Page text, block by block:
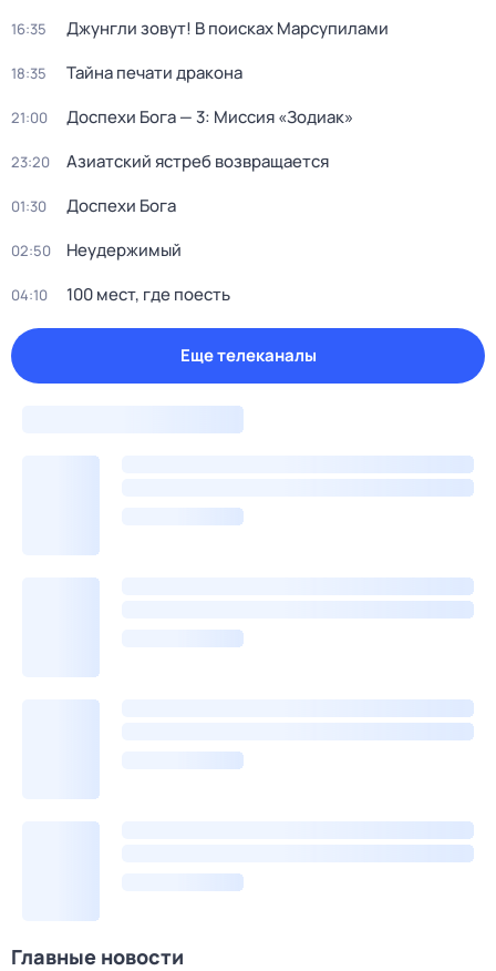
16:35 Джунгли зовут! В поисках Марсупилами
18:35 Тайна печати дракона
21:00 Доспехи Бога — 3: Миссия «Зодиак»
23:20 Азиатский ястреб возвращается
01:30 Доспехи Бога
02:50 Неудержимый
04:10 100 мест, где поесть
Еще телеканалы
Главные новости